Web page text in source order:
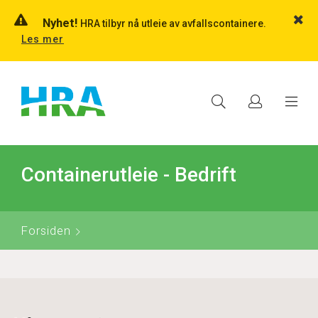
Nyhet! HRA tilbyr nå utleie av avfallscontainere.
Les mer
Containerutleie - Bedrift
Forsiden